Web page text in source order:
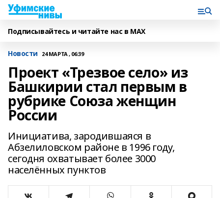
Подписывайтесь и читайте нас в MAX
Новости 24 МАРТА , 06:39
Проект «Трезвое село» из
Башкирии стал первым в
рубрике Союза женщин
России
Инициатива, зародившаяся в
Абзелиловском районе в 1996 году,
сегодня охватывает более 3000
населённых пунктов